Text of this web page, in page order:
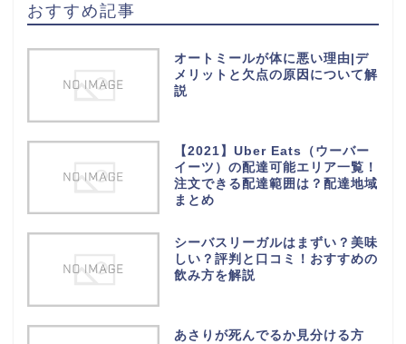
おすすめ記事
オートミールが体に悪い理由|デ
メリットと欠点の原因について解
説
【2021】Uber Eats（ウーバー
イーツ）の配達可能エリア一覧！
注文できる配達範囲は？配達地域
まとめ
シーバスリーガルはまずい？美味
しい？評判と口コミ！おすすめの
飲み方を解説
あさりが死んでるか見分ける方